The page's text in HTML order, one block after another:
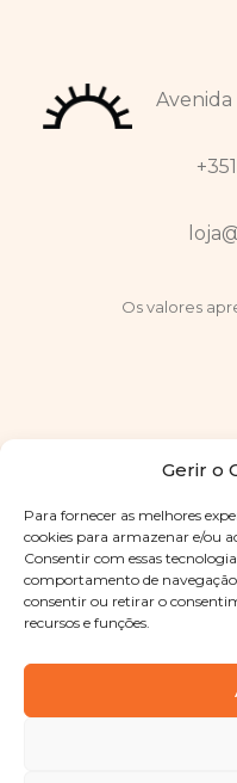
Gerir o
Para fornecer as melhores
cookies para armazenar e/ou
Consentir com essas
comportamento de navegação
consentir ou retirar o
recursos e funções.
Avenida
Os valores
Copyright © 2025
reservadosPolítica de
Designed byShift Your